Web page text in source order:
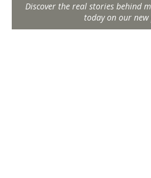
Discover the real stories behind
today on our new